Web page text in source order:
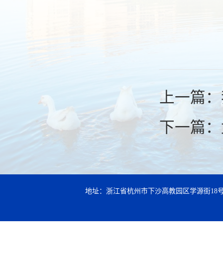
上一篇：
下一篇：
地址：浙江省杭州市下沙高教园区学源